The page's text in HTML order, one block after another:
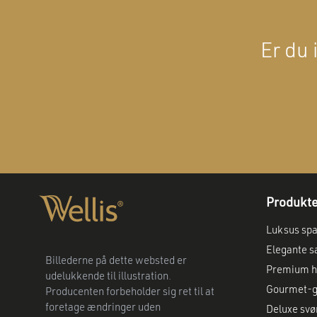
Er
Billederne på dette websted er
udelukkende til illustration.
Producenten forbeholder sig ret til at
foretage ændringer uden
Luksus
Elegante
Premium
Gourmet-
Deluxe